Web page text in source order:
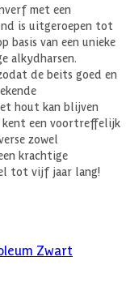
met een
is uitgeroepen tot
basis van een unieke
alkydharsen.
de beits goed en
hout kan blijven
kent een voortreffelijk
zowel
krachtige
tot vijf jaar lang!
Zwart